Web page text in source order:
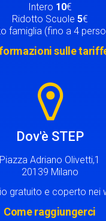
Intero 10€
Ridotto Scuole 5€
famiglia (fino a 4
sulle
Dov'è STEP
Piazza Adriano Olivetti,1
20139 Milano
gratuito e coperto nei
Come raggiungerci